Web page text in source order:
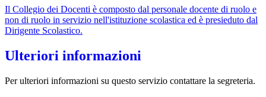
Il Collegio dei Docenti è composto dal personale docente di ruolo e
non di ruolo in servizio nell'istituzione scolastica ed è presieduto dal
Dirigente Scolastico.
Ulteriori informazioni
Per ulteriori informazioni su questo servizio contattare la segreteria.